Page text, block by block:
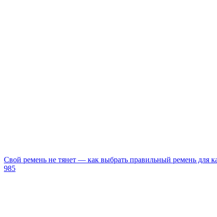
Свой ремень не тянет — как выбрать правильный ремень для
985